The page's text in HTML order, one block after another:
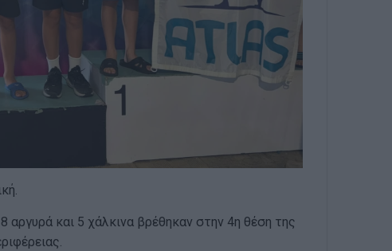
και 5 χάλκινα βρέθηκαν στην 4η θέση της